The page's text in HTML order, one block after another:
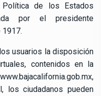
de los Estados
por el presidente
1917.
usuarios la disposición
contenidos en la
www.bajacalifornia.gob.mx,
los ciudadanos pueden